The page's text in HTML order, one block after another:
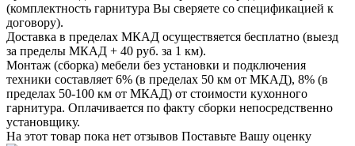
(комплектность гарнитура Вы сверяете со спецификацией к
договору).
Доставка в пределах МКАД осуществяется бесплатно (выезд
за пределы МКАД + 40 руб. за 1 км).
Монтаж (сборка) мебели без установки и подключения
техники составляет 6% (в пределах 50 км от МКАД), 8% (в
пределах 50-100 км от МКАД) от стоимости кухонного
гарнитура. Оплачивается по факту сборки непосредственно
установщику.
На этот товар пока нет отзывов Поставьте Вашу оценку